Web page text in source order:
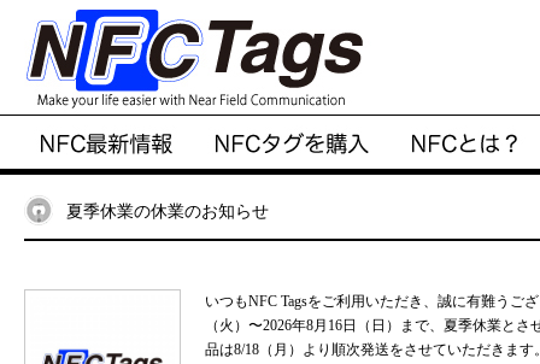
夏季休業の休業のお知らせ
いつもNFC Tagsをご利用いただき、誠に有難う
（火）〜2026年8月16日（日）まで、夏季休業と
品は8/18（月）より順次発送をさせていただきま